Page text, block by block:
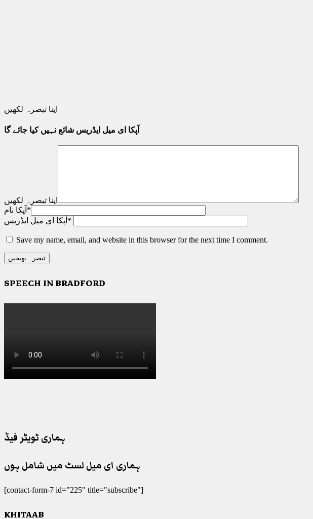
اپنا تبصرہ لکھیں
آپکا ای میل ایڈریس شائع نہیں کیا جائے گا
اپنا تبصرہ لکھیں
آپکا نام *
آپکا ای میل ایڈریس *
Save my name, email, and website in this browser for the next time I comment.
SPEECH IN BRADFORD
ہماری ٹویٹر فیڈ
ہماری ای میل لسٹ میں شامل ہوں
[contact-form-7 id="225" title="subscribe"]
KHITAAB